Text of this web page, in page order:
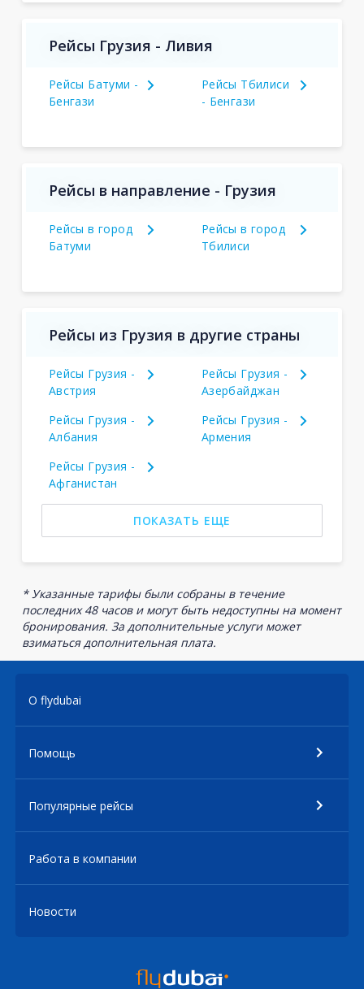
Рейсы Грузия - Ливия
Рейсы Батуми -
Бенгази
Рейсы Тбилиси
- Бенгази
Рейсы в направление - Грузия
Рейсы в город
Батуми
Рейсы в город
Тбилиси
Рейсы из Грузия в другие страны
Рейсы Грузия -
Австрия
Рейсы Грузия -
Азербайджан
Рейсы Грузия -
Албания
Рейсы Грузия -
Армения
Рейсы Грузия -
Афганистан
ПОКАЗАТЬ ЕЩЕ
* Указанные тарифы были собраны в течение
последних 48 часов и могут быть недоступны на момент
бронирования. За дополнительные услуги может
взиматься дополнительная плата.
О flydubai
Помощь
Популярные рейсы
Работа в компании
Новости